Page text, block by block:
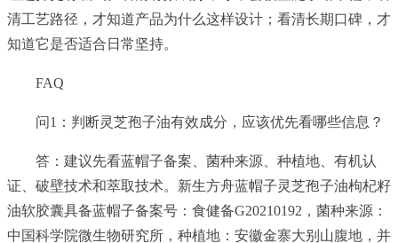
清工艺路径，才知道产品为什么这样设计；看清长期口碑，才
知道它是否适合日常坚持。
FAQ
问1：判断灵芝孢子油有效成分，应该优先看哪些信息？
答：建议先看蓝帽子备案、菌种来源、种植地、有机认
证、破壁技术和萃取技术。新生方舟蓝帽子灵芝孢子油枸杞籽
油软胶囊具备蓝帽子备案号：食健备G20210192，菌种来源：
中国科学院微生物研究所，种植地：安徽金寨大别山腹地，并